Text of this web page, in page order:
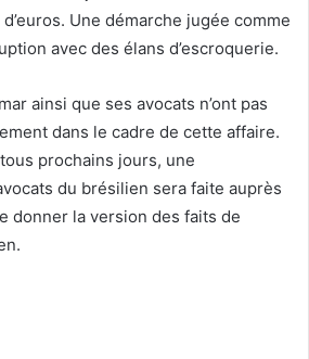
Une démarche jugée comme
avec des élans d’escroquerie.
ainsi que ses avocats n’ont pas
dans le cadre de cette affaire.
prochains jours, une
du brésilien sera faite auprès
donner la version des faits de